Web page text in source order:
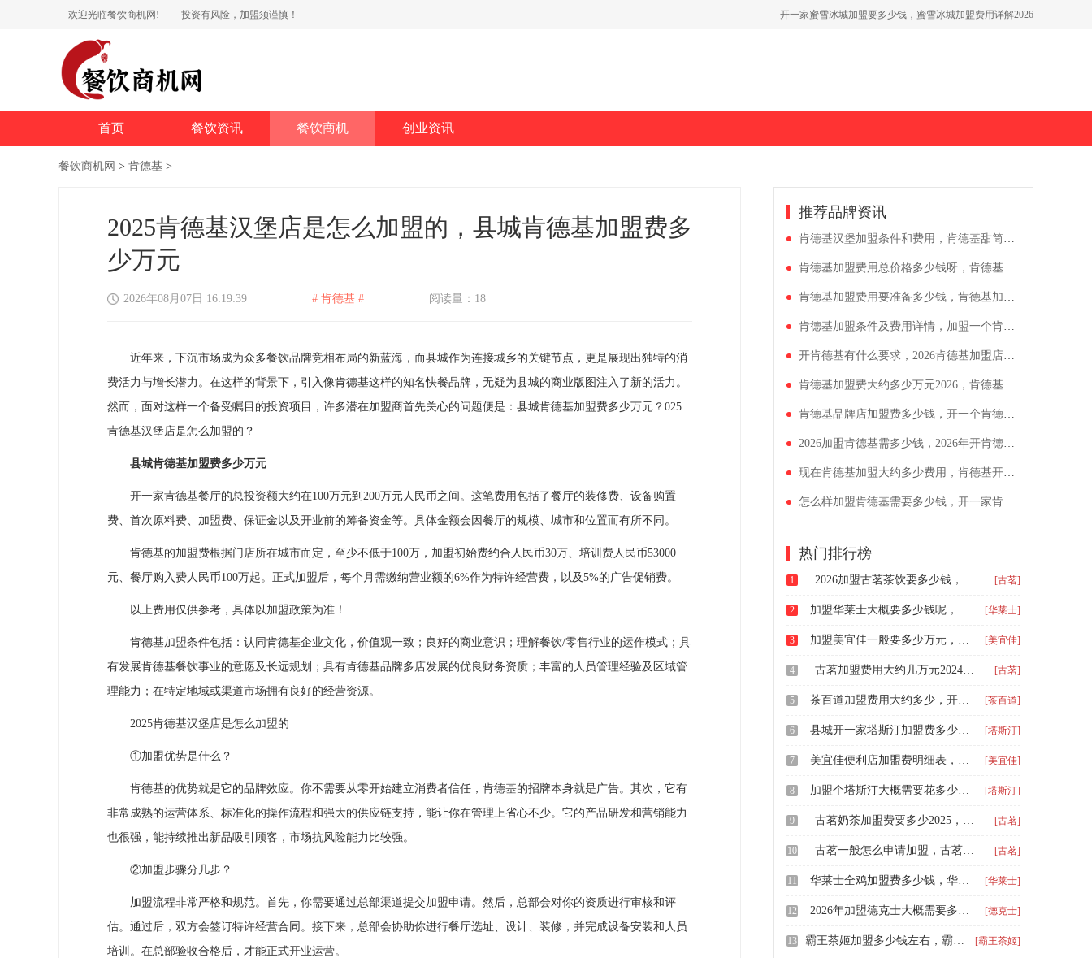
欢迎光临餐饮商机网! 投资有风险，加盟须谨慎！ 开一家蜜雪冰城加盟要多少钱，蜜雪冰城加盟费用详解2026
首页 餐饮资讯 餐饮商机 创业资讯
餐饮商机网 > 肯德基 >
2025肯德基汉堡店是怎么加盟的，县城肯德基加盟费多
少万元
2026年08月07日 16:19:39 # 肯德基 # 阅读量：18
近年来，下沉市场成为众多餐饮品牌竞相布局的新蓝海，而县城作为连接城乡的关键节点，更是展现出独特的消
费活力与增长潜力。在这样的背景下，引入像肯德基这样的知名快餐品牌，无疑为县城的商业版图注入了新的活力。
然而，面对这样一个备受瞩目的投资项目，许多潜在加盟商首先关心的问题便是：县城肯德基加盟费多少万元？025
肯德基汉堡店是怎么加盟的？
县城肯德基加盟费多少万元
开一家肯德基餐厅的总投资额大约在100万元到200万元人民币之间。这笔费用包括了餐厅的装修费、设备购置
费、首次原料费、加盟费、保证金以及开业前的筹备资金等。具体金额会因餐厅的规模、城市和位置而有所不同。
肯德基的加盟费根据门店所在城市而定，至少不低于100万，加盟初始费约合人民币30万、培训费人民币53000
元、餐厅购入费人民币100万起。正式加盟后，每个月需缴纳营业额的6%作为特许经营费，以及5%的广告促销费。
以上费用仅供参考，具体以加盟政策为准！
肯德基加盟条件包括：认同肯德基企业文化，价值观一致；良好的商业意识；理解餐饮/零售行业的运作模式；具
有发展肯德基餐饮事业的意愿及长远规划；具有肯德基品牌多店发展的优良财务资质；丰富的人员管理经验及区域管
理能力；在特定地域或渠道市场拥有良好的经营资源。
2025肯德基汉堡店是怎么加盟的
①加盟优势是什么？
肯德基的优势就是它的品牌效应。你不需要从零开始建立消费者信任，肯德基的招牌本身就是广告。其次，它有
非常成熟的运营体系、标准化的操作流程和强大的供应链支持，能让你在管理上省心不少。它的产品研发和营销能力
也很强，能持续推出新品吸引顾客，市场抗风险能力比较强。
②加盟步骤分几步？
加盟流程非常严格和规范。首先，你需要通过总部渠道提交加盟申请。然后，总部会对你的资质进行审核和评
估。通过后，双方会签订特许经营合同。接下来，总部会协助你进行餐厅选址、设计、装修，并完成设备安装和人员
培训。在总部验收合格后，才能正式开业运营。
推荐品牌资讯
肯德基汉堡加盟条件和费用，肯德基甜筒冰激凌加盟多少钱
肯德基加盟费用总价格多少钱呀，肯德基加盟费多少钱可以加盟县城
肯德基加盟费用要准备多少钱，肯德基加盟多少钱费用（2026年解析）
肯德基加盟条件及费用详情，加盟一个肯德基加盟费多少钱
开肯德基有什么要求，2026肯德基加盟店大概需要多少钱
肯德基加盟费大约多少万元2026，肯德基加盟店大概多少钱
肯德基品牌店加盟费多少钱，开一个肯德基汉堡需要什么条件
2026加盟肯德基需多少钱，2026年开肯德基需要满足什么条件
现在肯德基加盟大约多少费用，肯德基开店需要符合加盟条件
怎么样加盟肯德基需要多少钱，开一家肯德基店需要什么条件
热门排行榜
1 2026加盟古茗茶饮要多少钱，加盟古茗品牌需要多久 [古茗]
2 加盟华莱士大概要多少钱呢，华莱士加盟费多少 [华莱士]
3 加盟美宜佳一般要多少万元，开美宜佳有哪些条件和要求 [美宜佳]
4 古茗加盟费用大约几万元2024，古茗奶茶店加盟费及费用 [古茗]
5 茶百道加盟费用大约多少，开茶百道奶茶店需要什么条件 [茶百道]
6 县城开一家塔斯汀加盟费多少钱，塔斯汀汉堡加盟费用及加盟条件 [塔斯汀]
7 美宜佳便利店加盟费明细表，开一家美宜佳便利店需要多少钱呢 [美宜佳]
8 加盟个塔斯汀大概需要花多少钱，塔斯汀汉堡加盟费用详细明细表 [塔斯汀]
9 古茗奶茶加盟费要多少2025，古茗奶茶店加盟流程怎么做 [古茗]
10 古茗一般怎么申请加盟，古茗奶茶怎么加盟开店 [古茗]
11 华莱士全鸡加盟费多少钱，华莱士开店条件和价格 [华莱士]
12 2026年加盟德克士大概需要多少费用，德克士加盟条件年龄要求 [德克士]
13 霸王茶姬加盟多少钱左右，霸王茶姬加盟费用大约多少钱 [霸王茶姬]